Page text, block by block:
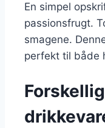
En simpel
passionsfrugt.
smagene.
perfekt til både